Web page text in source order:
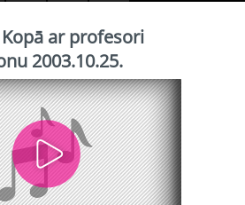
ar profesori
2003.10.25.